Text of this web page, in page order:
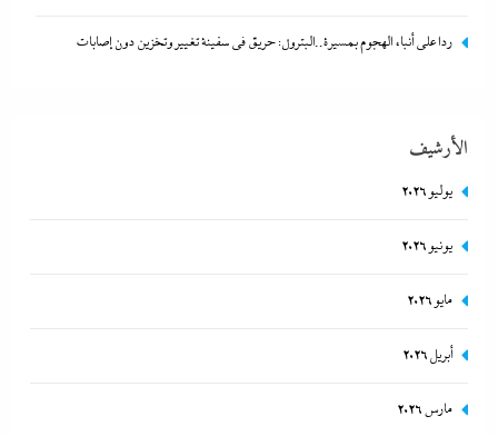
كيف فجر خروج سفينة التغييز المحترقة في دمياط أزمة جديدة في وجه
4 يناير، 2025
ردا على أنباء الهجوم بمسيرة..البترول: حريق في سفينة تغيير وتخزين دون إصابات
الأرشيف
يوليو 2026
يونيو 2026
مايو 2026
أبريل 2026
مارس 2026